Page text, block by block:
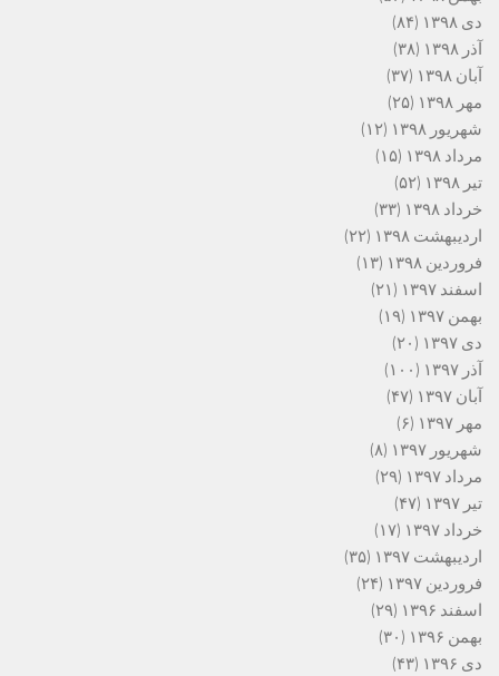
دی ۱۳۹۸
(۸۴)
آذر ۱۳۹۸
(۳۸)
آبان ۱۳۹۸
(۳۷)
مهر ۱۳۹۸
(۲۵)
شهریور ۱۳۹۸
(۱۲)
مرداد ۱۳۹۸
(۱۵)
تیر ۱۳۹۸
(۵۲)
خرداد ۱۳۹۸
(۳۳)
اردیبهشت ۱۳۹۸
(۲۲)
فروردین ۱۳۹۸
(۱۳)
اسفند ۱۳۹۷
(۲۱)
بهمن ۱۳۹۷
(۱۹)
دی ۱۳۹۷
(۲۰)
آذر ۱۳۹۷
(۱۰۰)
آبان ۱۳۹۷
(۴۷)
مهر ۱۳۹۷
(۶)
شهریور ۱۳۹۷
(۸)
مرداد ۱۳۹۷
(۲۹)
تیر ۱۳۹۷
(۴۷)
خرداد ۱۳۹۷
(۱۷)
اردیبهشت ۱۳۹۷
(۳۵)
فروردین ۱۳۹۷
(۲۴)
اسفند ۱۳۹۶
(۲۹)
بهمن ۱۳۹۶
(۳۰)
دی ۱۳۹۶
(۴۳)